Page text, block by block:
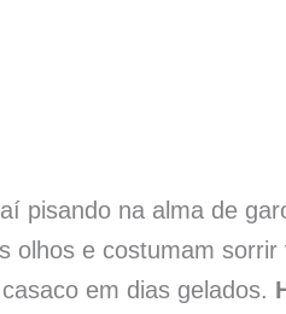
pisando na alma de
olhos e costumam
em dias gelados.